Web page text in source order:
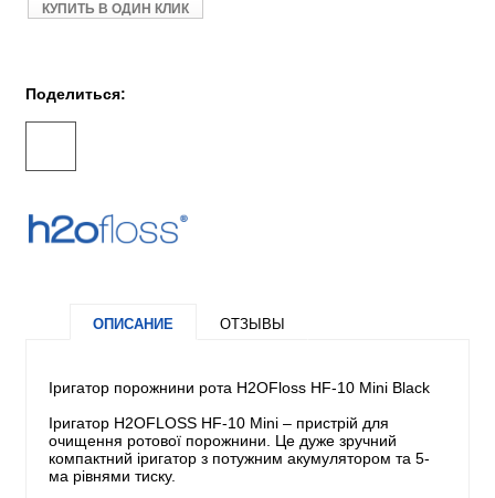
КУПИТЬ В ОДИН КЛИК
Поделиться:
ОПИСАНИЕ ОТЗЫВЫ
Іригатор порожнини рота H2OFloss HF-10 Mini Black
Іригатор H2OFLOSS HF-10 Mini – пристрій для
очищення ротової порожнини. Це дуже зручний
компактний іригатор з потужним акумулятором та 5-
ма рівнями тиску.